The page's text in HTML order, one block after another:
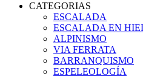
CATEGORIAS
ESCALADA
ESCALADA EN
ALPINISMO
VIA FERRATA
BARRANQUISMO
ESPELEOLOGÍA